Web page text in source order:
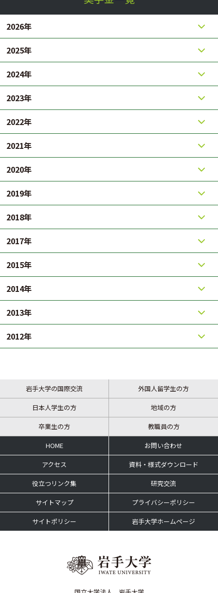
2026年
2025年
2024年
2023年
2022年
2021年
2020年
2019年
2018年
2017年
2015年
2014年
2013年
2012年
岩手大学の国際交流 外国人留学生の方
日本人学生の方 地域の方
卒業生の方 教職員の方
HOME お問い合わせ
アクセス 資料・様式ダウンロード
役立つリンク集 研究交流
サイトマップ プライバシーポリシー
サイトポリシー 岩手大学ホームページ